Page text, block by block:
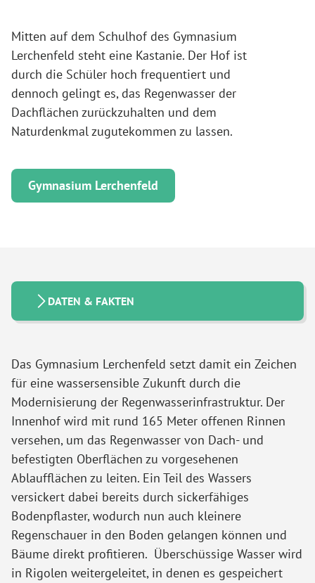
Mitten auf dem Schulhof des Gymnasium
Lerchenfeld steht eine Kastanie. Der Hof ist
durch die Schüler hoch frequentiert und
dennoch gelingt es, das Regenwasser der
Dachflächen zurückzuhalten und dem
Naturdenkmal zugutekommen zu lassen.
Gymnasium Lerchenfeld
Das Gymnasium Lerchenfeld setzt damit ein Zeichen
für eine wassersensible Zukunft durch die
Modernisierung der Regenwasserinfrastruktur. Der
Innenhof wird mit rund 165 Meter offenen Rinnen
versehen, um das Regenwasser von Dach- und
befestigten Oberflächen zu vorgesehenen
Ablaufflächen zu leiten. Ein Teil des Wassers
versickert dabei bereits durch sickerfähiges
Bodenpflaster, wodurch nun auch kleinere
Regenschauer in den Boden gelangen können und
Bäume direkt profitieren. Überschüssige Wasser wird
in Rigolen weitergeleitet, in denen es gespeichert
DATEN & FAKTEN